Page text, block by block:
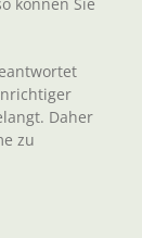
Daher
zu